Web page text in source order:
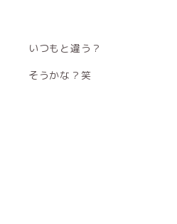
いつもと違う？
そうかな？笑